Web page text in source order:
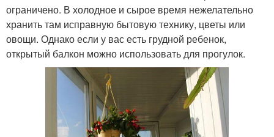
ограничено. В холодное и сырое время нежелательно
хранить там исправную бытовую технику, цветы или
овощи. Однако если у вас есть грудной ребенок,
открытый балкон можно использовать для прогулок.